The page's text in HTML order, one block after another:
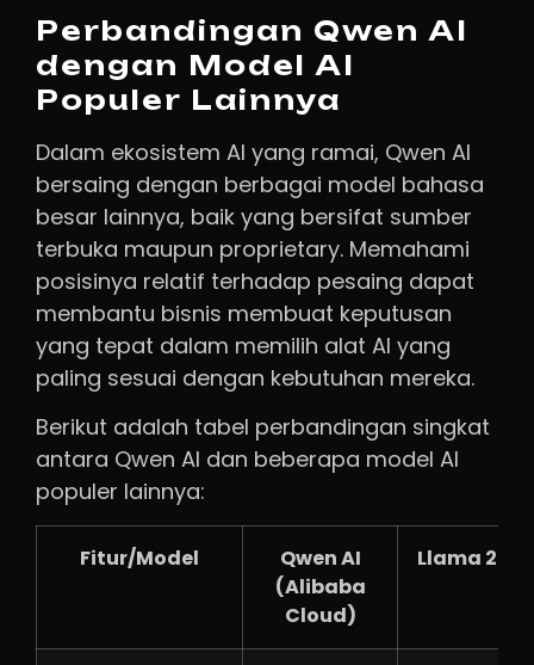
Perbandingan Qwen AI
dengan Model AI
Populer Lainnya
Dalam ekosistem AI yang ramai, Qwen AI
bersaing dengan berbagai model bahasa
besar lainnya, baik yang bersifat sumber
terbuka maupun proprietary. Memahami
posisinya relatif terhadap pesaing dapat
membantu bisnis membuat keputusan
yang tepat dalam memilih alat AI yang
paling sesuai dengan kebutuhan mereka.
Berikut adalah tabel perbandingan singkat
antara Qwen AI dan beberapa model AI
populer lainnya:
Fitur/Model
Qwen AI
(Alibaba
Cloud)
Llama 2